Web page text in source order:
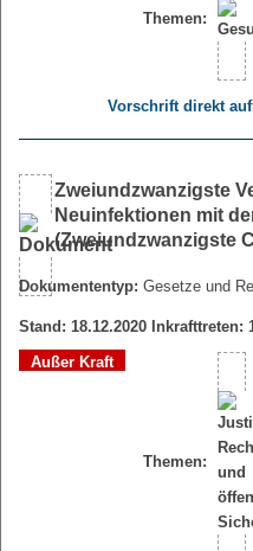
Themen:
Vorschrift direkt
Zweiundzwanzigste
Neuinfektionen mit
(Zweiundzwanzigste
Dokumententyp: Gesetze und
Stand: 18.12.2020 Inkrafttreten:
Außer Kraft
Themen: